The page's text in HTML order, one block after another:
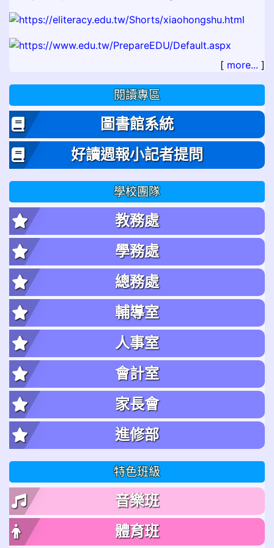
[ more... ]
閱讀專區
圖書館系統
好讀週報小記者提問
學校團隊
教務處
學務處
總務處
輔導室
人事室
會計室
家長會
進修部
特色班級
音樂班
體育班